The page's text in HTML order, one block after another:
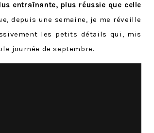
entraînante, plus réussie que celle
depuis une semaine, je me réveille
les petits détails qui, mis
journée de septembre.